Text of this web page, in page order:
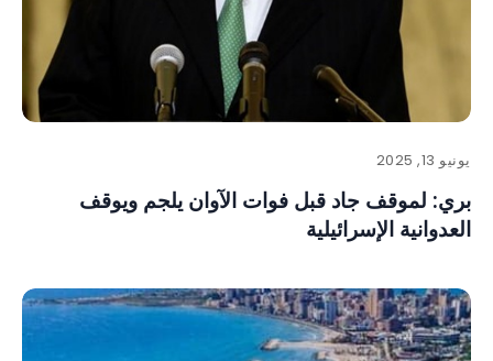
يونيو 13, 2025
بري: لموقف جاد قبل فوات الآوان يلجم ويوقف
العدوانية الإسرائيلية